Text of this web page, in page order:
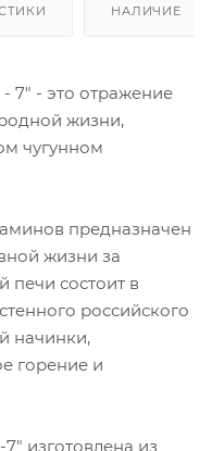
НАЛИЧИЕ
7" - это отражение
жизни,
чугунном
предназначен
жизни за
печи состоит в
российского
начинки,
горение и
изготовлена из